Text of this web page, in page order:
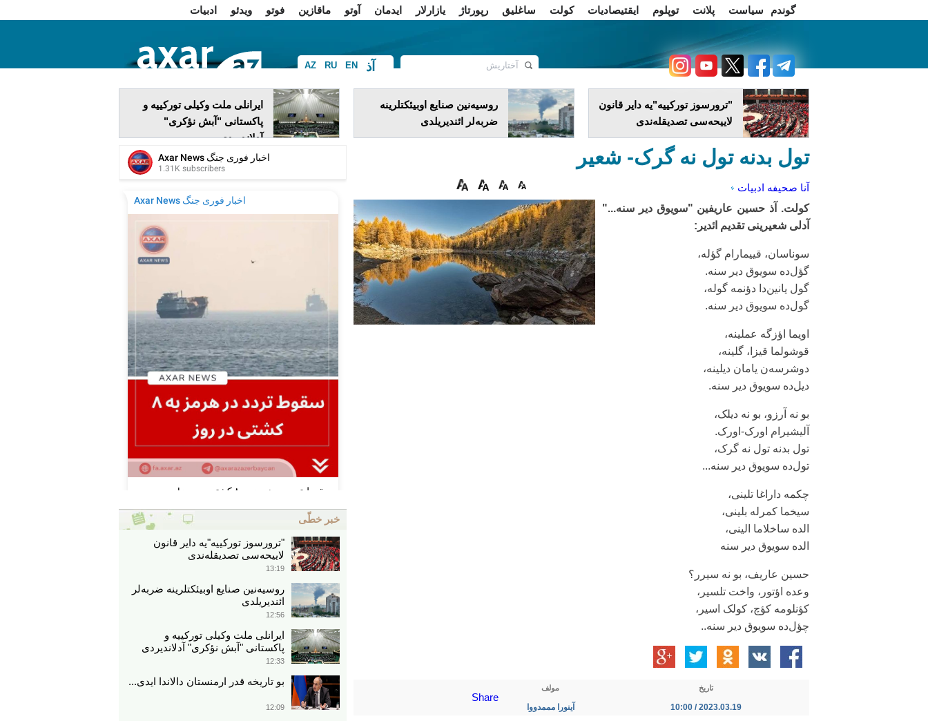
گوندم سیاست پلانت توپلوم ایقتیصادیات کولت ساغلیق رپورتاژ یازارلار ایدمان آوتو ماقازین فوتو ویدئو
ادبیات
AZ RU EN آذ
فا
"ترورسوز تورکییه"یه دایر قانون
لاییحه‌سی تصدیقله‌ندی
روسیه‌نین صنایع اوبیئکتلرینه
ضربه‌لر ائندیریلدی
ایرانلی ملت وکیلی تورکییه و
پاکستانی "آبش نؤکری"
آدلاندیردی
تول بدنه تول نه گرک- شعیر
آنا صحیفه ادبیات
کولت. آذ حسین عاریفین "سویوق دیر سنه..."
آدلی شعیرینی تقدیم ائدیر:
سوناسان، قییمارام گؤله،
گؤل‌ده سویوق دیر سنه.
گول یانین‌دا دؤنمه گوله،
گول‌ده سویوق دیر سنه.
اویما اؤزگه عملینه،
قوشولما قیزا، گلینه،
دوشرسه‌ن یامان دیلینه،
دیل‌ده سویوق دیر سنه.
بو نه آرزو، بو نه دیلک،
آلیشیرام اورک-اورک.
تول بد‌نه تول نه گرک،
تول‌ده سویوق دیر سنه...
چکمه داراغا تلینی،
سیخما کمرله بلینی،
الده ساخلاما الینی،
الده سویوق دیر سنه
حسین عاریف، بو نه سیرر؟
وعده اؤتور، واخت تلسیر،
کؤنلومه کؤچ، کولک اسیر،
چؤل‌ده سویوق دیر سنه..
تاریخ
2023.03.19 / 10:00
مولف
آینورا مممدووا
Share
خبر خطّی
"ترورسوز تورکییه"یه دایر قانون
لاییحه‌سی تصدیقله‌ندی
13:19
روسیه‌نین صنایع اوبیئکتلرینه ضربه‌لر
ائندیریلدی
12:56
ایرانلی ملت وکیلی تورکییه و
پاکستانی "آبش نؤکری" آدلاندیردی
12:33
بو تاریخه قدر ارمنستان دالاندا ایدی...
12:09